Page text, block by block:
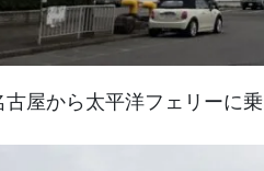
古屋から太平洋フェリーに